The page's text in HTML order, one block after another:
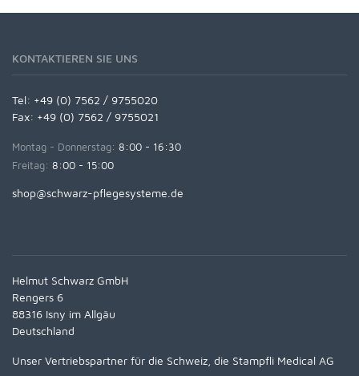
KONTAKTIEREN SIE UNS
Tel: +49 (0) 7562 / 9755020
Fax: +49 (0) 7562 / 9755021
Montag - Donnerstag: 8:00 - 16:30
Freitag: 8:00 - 15:00
shop@schwarz-pflegesysteme.de
Helmut Schwarz GmbH
Rengers 6
88316 Isny im Allgäu
Deutschland
Unser Vertriebspartner für die Schweiz, die Stampfli Medical AG